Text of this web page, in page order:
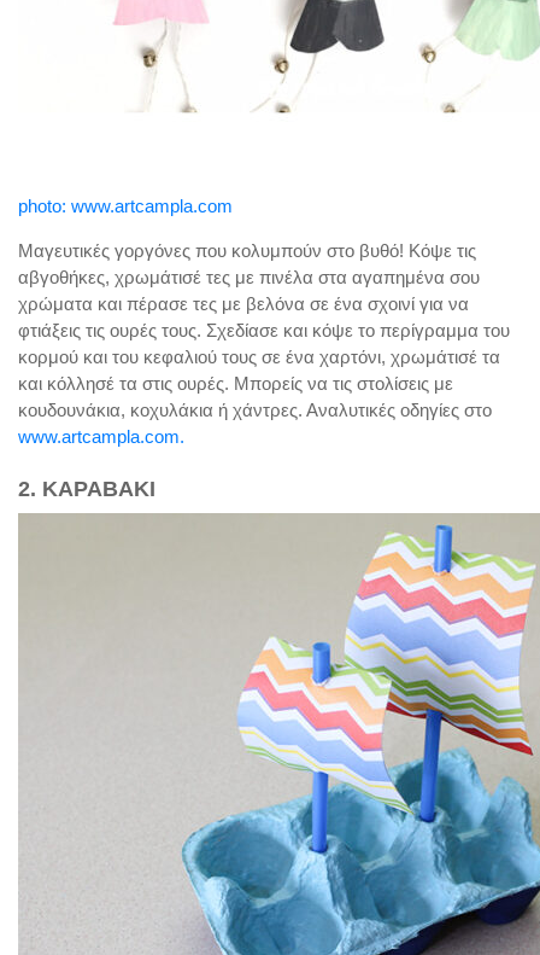
photo: www.artcampla.com
Μαγευτικές γοργόνες που κολυμπούν στο βυθό! Κόψε τις
αβγοθήκες, χρωμάτισέ τες με πινέλα στα αγαπημένα σου
χρώματα και πέρασε τες με βελόνα σε ένα σχοινί για να
φτιάξεις τις ουρές τους. Σχεδίασε και κόψε το περίγραμμα του
κορμού και του κεφαλιού τους σε ένα χαρτόνι, χρωμάτισέ τα
και κόλλησέ τα στις ουρές. Μπορείς να τις στολίσεις με
κουδουνάκια, κοχυλάκια ή χάντρες. Αναλυτικές οδηγίες στο
www.artcampla.com.
2. ΚΑΡΑΒΑΚΙ